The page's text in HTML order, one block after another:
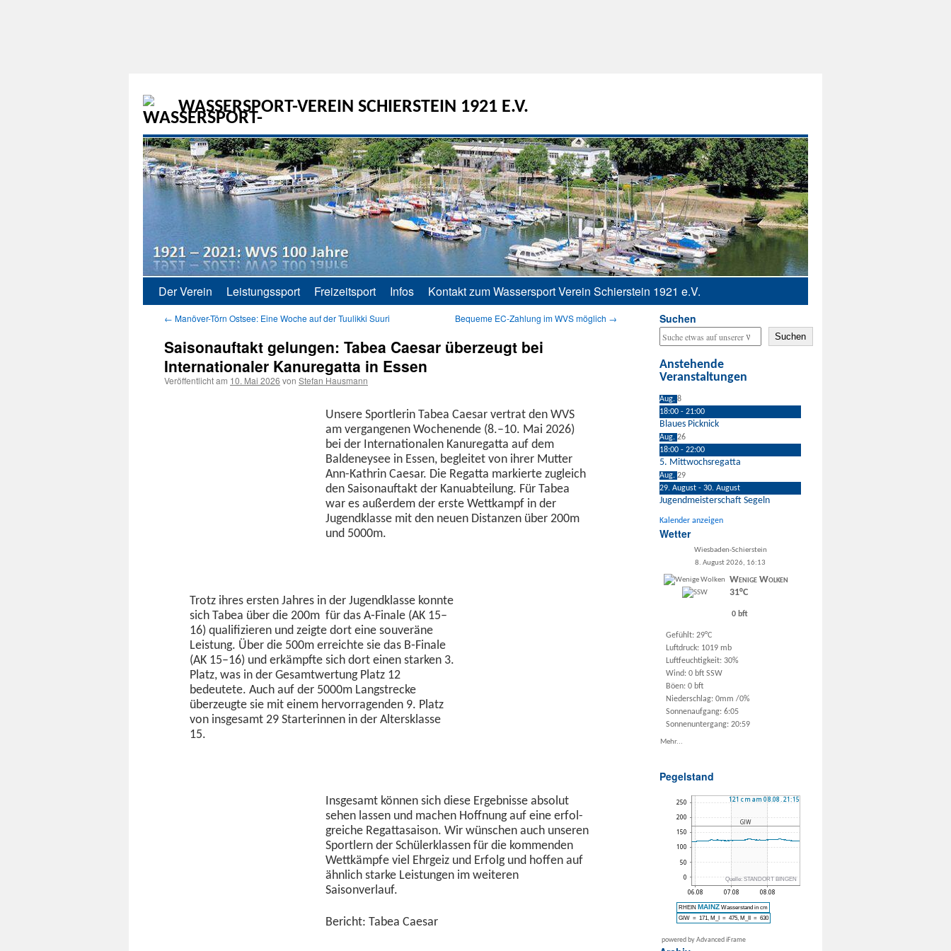
WASSERSPORT-VEREIN SCHIERSTEIN 1921 E.V.
Zum
Inhalt
springen
Der Verein Leistungssport Freizeitsport Infos Kontakt zum Wassersport Verein Schierstein 1921 e.V.
← Manöver-Törn Ostsee: Eine Woche auf der Tuulikki Suuri Bequeme EC-Zahlung im WVS möglich →
Saisonauftakt gelungen: Tabea Caesar überzeugt bei
Internationaler Kanuregatta in Essen
Veröffentlicht am 10. Mai 2026 von Stefan Hausmann
Unsere Sport­lerin Tabea Cae­sar ver­trat den WVS
am ver­gan­genen Woch­enende (8.–10. Mai 2026)
bei der Inter­na­tionalen Kanure­gat­ta auf dem
Baldeney­see in Essen, begleit­et von ihrer Mut­ter
Ann-Kathrin Cae­sar. Die Regat­ta markierte zugle­ich
den Saisonauf­takt der Kanu­abteilung. Für Tabea
war es außer­dem der erste Wet­tkampf in der
Jugend­klasse mit den neuen Dis­tanzen über 200m
und 5000m.
Trotz ihres ersten Jahres in der Jugend­klasse kon­nte
sich Tabea über die 200m für das A‑Finale (AK 15–
16) qual­i­fizieren und zeigte dort eine sou­veräne
Leis­tung. Über die 500m erre­ichte sie das B‑Finale
(AK 15–16) und erkämpfte sich dort einen starken 3.
Platz, was in der Gesamtwer­tung Platz 12
bedeutete. Auch auf der 5000m Langstrecke
überzeugte sie mit einem her­vor­ra­gen­den 9. Platz
von ins­ge­samt 29 Star­terin­nen in der Alter­sklasse
15.
Ins­ge­samt kön­nen sich diese Ergeb­nisse abso­lut
sehen lassen und machen Hoff­nung auf eine erfol­
gre­iche Regat­ta­sai­son. Wir wün­schen auch unseren
Sportlern der Schülerk­lassen für die kom­menden
Wet­tkämpfe viel Ehrgeiz und Erfolg und hof­fen auf
ähn­lich starke Leis­tun­gen im weit­eren
Saisonverlauf.
Bericht: Tabea Caesar
Suchen
Suchen
Anstehende
Veranstaltungen
Aug. 8
18:00 - 21:00
Blaues Picknick
Aug. 26
18:00 - 22:00
5. Mittwochsregatta
Aug. 29
29. August - 30. August
Jugendmeisterschaft Segeln
Kalender anzeigen
Wetter
Wiesbaden-Schierstein
8. August 2026, 16:13
Wenige Wolken
31°C
0 bft
Gefühlt: 29°C
Luftdruck: 1019 mb
Luftfeuchtigkeit: 30%
Wind: 0 bft SSW
Böen: 0 bft
Niederschlag: 0mm /0%
Sonnenaufgang: 6:05
Sonnenuntergang: 20:59
Mehr...
Pegelstand
powered by Advanced iFrame